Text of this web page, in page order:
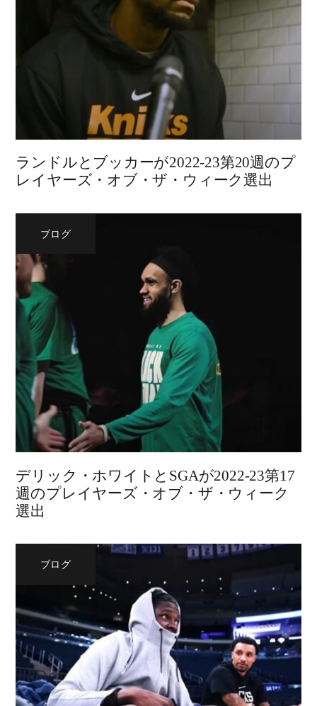
ランドルとブッカーが2022-23第20週のプ
レイヤーズ・オブ・ザ・ウィーク選出
ブログ
デリック・ホワイトとSGAが2022-23第17
週のプレイヤーズ・オブ・ザ・ウィーク
選出
ブログ